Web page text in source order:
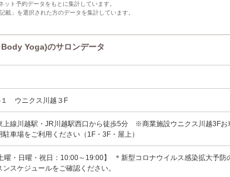
ト予約データをもとに集計しています。
」を選択された方のデータを集計しています。
Yoga)のサロンデータ
１ ウニクス川越３F
上線川越駅・JR川越駅西口から徒歩5分 ※商業施設ウニクス川越3Fお
車場をご利用ください（1F・3F・屋上）
曜・日曜・祝日：10:00～19:00】 ＊新型コロナウイルス感染拡大予防
スケジュールをご確認ください。